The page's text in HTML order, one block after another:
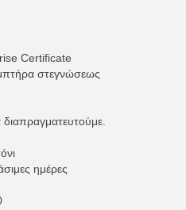
Certificate
στεγνώσεως
ημέρες